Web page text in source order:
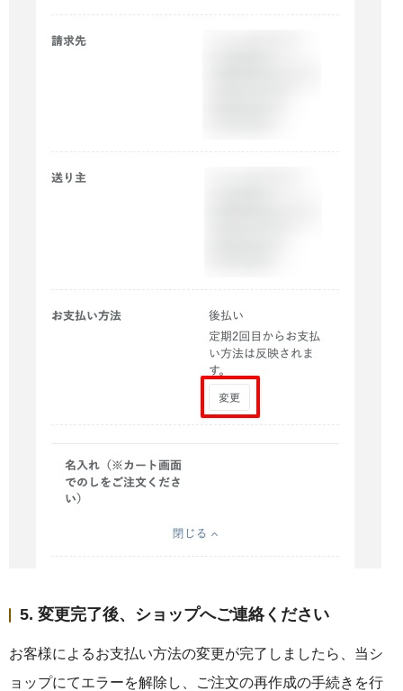
5. 変更完了後、ショップへご連絡ください
お客様によるお支払い方法の変更が完了しましたら、当シ
ョップにてエラーを解除し、ご注文の再作成の手続きを行